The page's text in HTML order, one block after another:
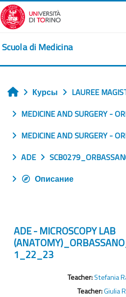
Перейти к основному содержанию
Scuola di Medicina
Главная
Курсы
LAUREE
MEDICINE AND SURGERY -
MEDICINE AND SURGERY -
ADE
Описание
ADE - MICROSCOPY LAB
1_22_23
Teacher:Stefania
Teacher:Giulia